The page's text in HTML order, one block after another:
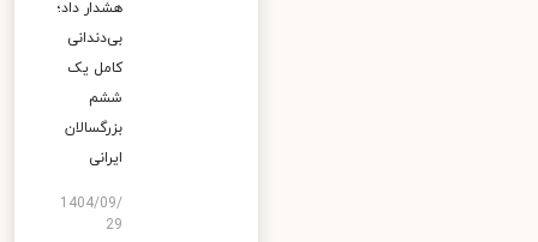
هشدار داد؛
بی‌دندانی
کامل یک
ششم
بزرگسالان
ایرانی
1404/09/
29